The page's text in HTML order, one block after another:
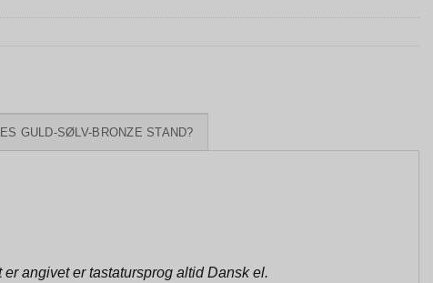
GULD-SØLV-BRONZE STAND?
angivet er tastatursprog altid Dansk el.